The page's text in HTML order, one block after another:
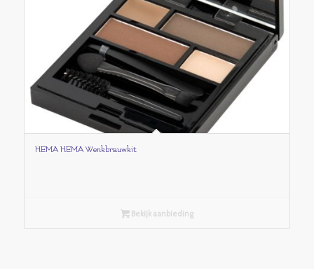
HEMA HEMA Wenkbrauwkit
Bekijk aanbieding